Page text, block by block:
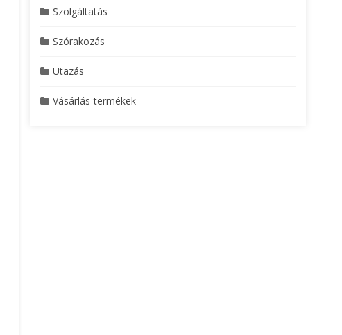
Szolgáltatás
Szórakozás
Utazás
Vásárlás-termékek